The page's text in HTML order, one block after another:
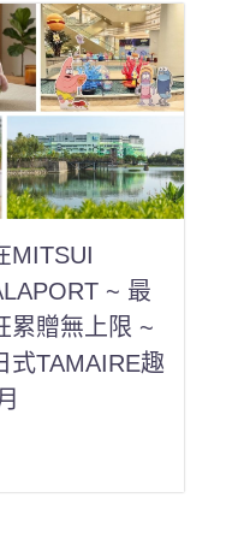
MITSUI
~ 最
累贈無上限 ~
式TAMAIRE趣